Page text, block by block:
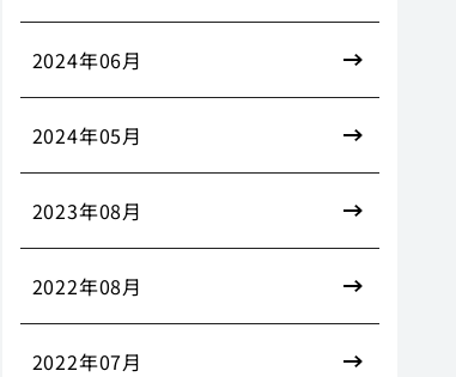
2024年06月
2024年05月
2023年08月
2022年08月
2022年07月